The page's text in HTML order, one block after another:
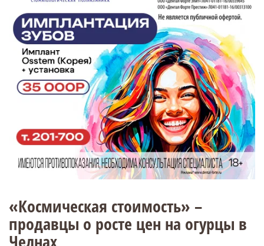
«Космическая стоимость» –
продавцы о росте цен на огурцы в
Челнах